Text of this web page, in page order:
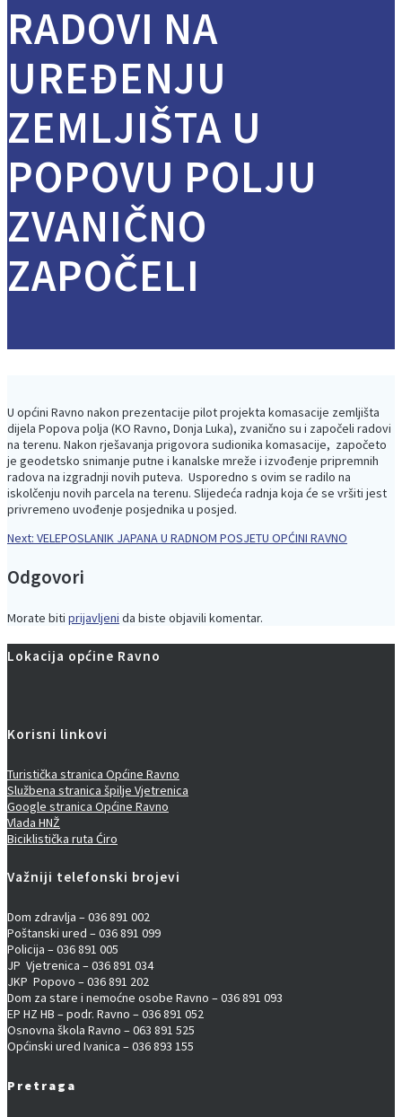
RADOVI NA
UREĐENJU
ZEMLJIŠTA U
POPOVU POLJU
ZVANIČNO
ZAPOČELI
U općini Ravno nakon prezentacije pilot projekta komasacije zemljišta
dijela Popova polja (KO Ravno, Donja Luka), zvanično su i započeli radovi
na terenu. Nakon rješavanja prigovora sudionika komasacije, započeto
je geodetsko snimanje putne i kanalske mreže i izvođenje pripremnih
radova na izgradnji novih puteva. Usporedno s ovim se radilo na
iskolčenju novih parcela na terenu. Slijedeća radnja koja će se vršiti jest
privremeno uvođenje posjednika u posjed.
Navigacija
objava
Next: Next
VELEPOSLANIK JAPANA U RADNOM POSJETU OPĆINI RAVNO
Odgovori
Morate biti prijavljeni da biste objavili komentar.
Lokacija općine Ravno
Korisni linkovi
Turistička stranica Općine Ravno
Službena stranica špilje Vjetrenica
Google stranica Općine Ravno
Vlada HNŽ
Biciklistička ruta Ćiro
Važniji telefonski brojevi
Dom zdravlja – 036 891 002
Poštanski ured – 036 891 099
Policija – 036 891 005
JP Vjetrenica – 036 891 034
JKP Popovo – 036 891 202
Dom za stare i nemoćne osobe Ravno – 036 891 093
EP HZ HB – podr. Ravno – 036 891 052
Osnovna škola Ravno – 063 891 525
Općinski ured Ivanica – 036 893 155
Pretraga